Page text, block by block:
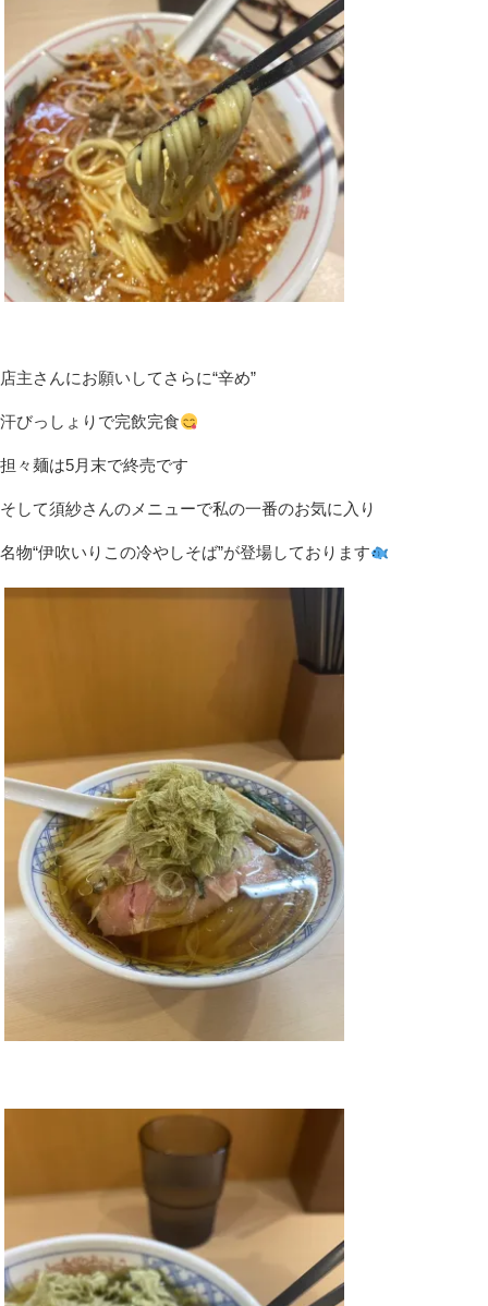
店主さんにお願いしてさらに“辛め”
汗びっしょりで完飲完食
担々麺は5月末で終売です
そして須紗さんのメニューで私の一番のお気に入り
名物“伊吹いりこの冷やしそば”が登場しております